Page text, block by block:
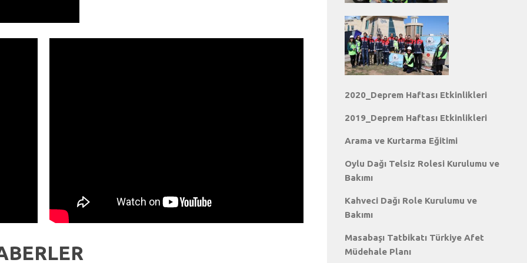
2020_Deprem Haftası Etkinlikleri
2019_Deprem Haftası Etkinlikleri
Arama ve Kurtarma Eğitimi
Oylu Dağı Telsiz Rolesi Kurulumu ve
Bakımı
Kahveci Dağı Role Kurulumu ve
Bakımı
Masabaşı Tatbikatı Türkiye Afet
Müdehale Planı